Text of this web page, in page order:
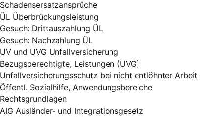
Schadensersatzansprüche
ÜL Überbrückungsleistung
Gesuch: Drittauszahlung ÜL
Gesuch: Nachzahlung ÜL
UV und UVG Unfallversicherung
Bezugsberechtigte, Leistungen (UVG)
Unfallversicherungsschutz bei nicht entlöhnter Arbeit
Öffentl. Sozialhilfe, Anwendungsbereiche
Rechtsgrundlagen
AIG Ausländer- und Integrationsgesetz